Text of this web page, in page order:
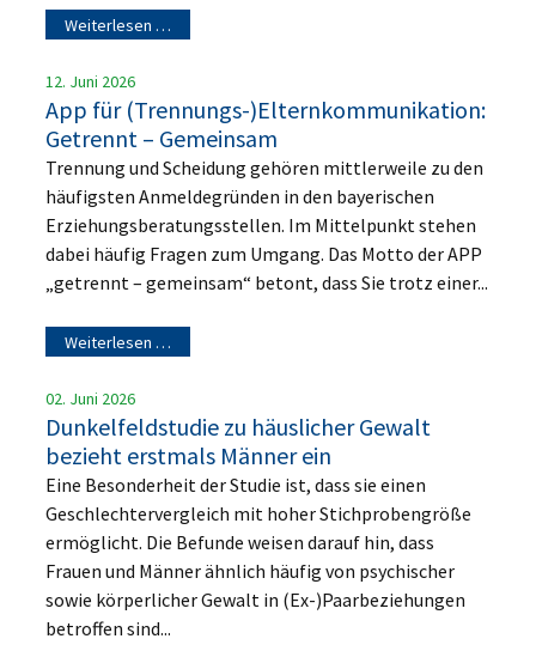
Weiterlesen …
12. Juni 2026
App für (Trennungs-)Elternkommunikation:
Getrennt – Gemeinsam
Trennung und Scheidung gehören mittlerweile zu den
häufigsten Anmeldegründen in den bayerischen
Erziehungsberatungsstellen. Im Mittelpunkt stehen
dabei häufig Fragen zum Umgang. Das Motto der APP
„getrennt – gemeinsam“ betont, dass Sie trotz einer...
Weiterlesen …
02. Juni 2026
Dunkelfeldstudie zu häuslicher Gewalt
bezieht erstmals Männer ein
Eine Besonderheit der Studie ist, dass sie einen
Geschlechtervergleich mit hoher Stichprobengröße
ermöglicht. Die Befunde weisen darauf hin, dass
Frauen und Männer ähnlich häufig von psychischer
sowie körperlicher Gewalt in (Ex-)Paarbeziehungen
betroffen sind...